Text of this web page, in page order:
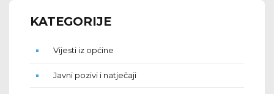
KATEGORIJE
Vijesti iz općine
Javni pozivi i natječaji